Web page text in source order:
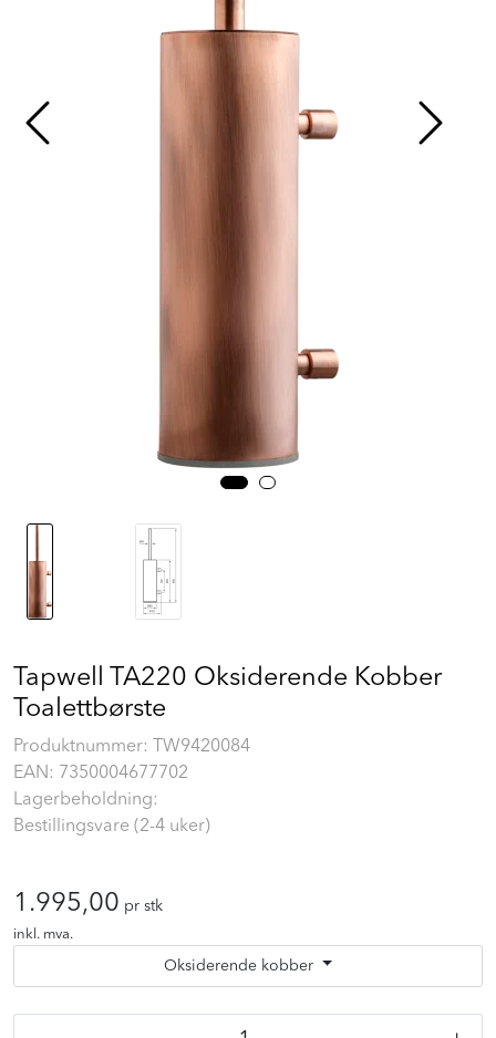
Tapwell TA220 Oksiderende Kobber
Toalettbørste
Produktnummer:
TW9420084
EAN: 7350004677702
Lagerbeholdning:
Bestillingsvare (2-4 uker)
1.995,00 pr stk
inkl. mva.
Oksiderende kobber